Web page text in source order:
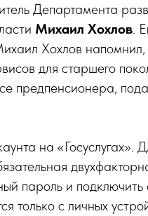
Департамента
Михаил Хохлов.
Хохлов напомнил,
для старшего
предпенсионера,
на «Госуслугах».
пароль и
только с личных